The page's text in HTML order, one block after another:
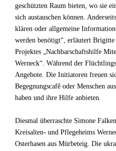
geschützten Raum bieten, wo sie
sich austauschen können.
klären oder allgemeine
werden benötigt“, erläutert
Projektes „Nachbarschaftshilfe
Werneck“. Während der
Angebote. Die Initiatoren freuen
Begegnungscafê oder Menschen
haben und ihre Hilfe anbieten.
Diesmal überraschte Simone
Kreisalten- und Pflegeheims
Osterhasen aus Mürbeteig. Die